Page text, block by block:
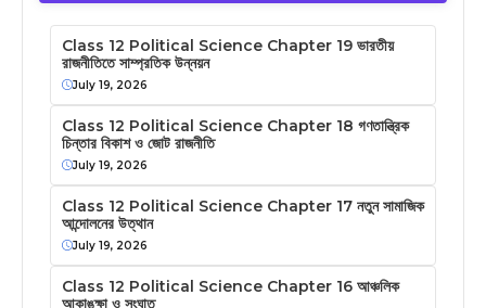
Class 12 Political Science Chapter 19 ভারতীয়
রাজনীতিতে সাম্প্রতিক উন্নয়ন
July 19, 2026
Class 12 Political Science Chapter 18 গণতান্ত্রিক
চিন্তার বিকাশ ও জোট রাজনীতি
July 19, 2026
Class 12 Political Science Chapter 17 নতুন সামাজিক
আন্দোলনের উত্থান
July 19, 2026
Class 12 Political Science Chapter 16 আঞ্চলিক
আকাঙক্ষা ও সংঘাত